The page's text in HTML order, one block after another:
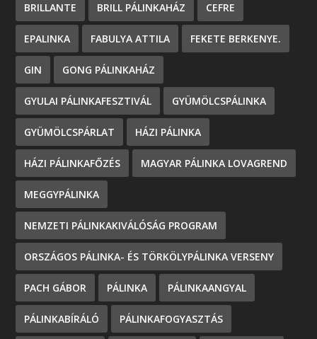
BRILLANTE BRILL PÁLINKAHÁZ CEFRE
EPALINKA FABULYA ATTILA FEKETE BERKENYE.
GIN GONG PÁLINKAHÁZ
GYULAI PÁLINKAFESZTIVÁL GYÜMÖLCSPÁLINKA
GYÜMÖLCSPÁRLAT HÁZI PÁLINKA
HÁZI PÁLINKAFŐZÉS MAGYAR PÁLINKA LOVAGREND
MEGGYPÁLINKA
NEMZETI PÁLINKAKIVÁLÓSÁG PROGRAM
ORSZÁGOS PÁLINKA- ÉS TÖRKÖLYPÁLINKA VERSENY
PACH GÁBOR PÁLINKA PÁLINKAANGYAL
PÁLINKABÍRÁLÓ PÁLINKAFOGYASZTÁS